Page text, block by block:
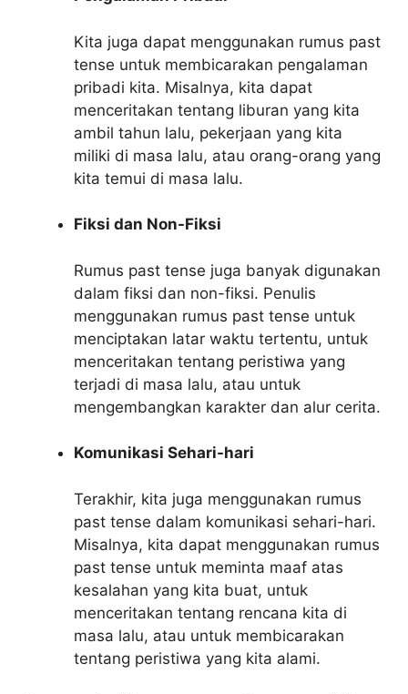
Kita juga dapat menggunakan rumus past
tense untuk membicarakan pengalaman
pribadi kita. Misalnya, kita dapat
menceritakan tentang liburan yang kita
ambil tahun lalu, pekerjaan yang kita
miliki di masa lalu, atau orang-orang yang
kita temui di masa lalu.
Fiksi dan Non-Fiksi
Rumus past tense juga banyak digunakan
dalam fiksi dan non-fiksi. Penulis
menggunakan rumus past tense untuk
menciptakan latar waktu tertentu, untuk
menceritakan tentang peristiwa yang
terjadi di masa lalu, atau untuk
mengembangkan karakter dan alur cerita.
Komunikasi Sehari-hari
Terakhir, kita juga menggunakan rumus
past tense dalam komunikasi sehari-hari.
Misalnya, kita dapat menggunakan rumus
past tense untuk meminta maaf atas
kesalahan yang kita buat, untuk
menceritakan tentang rencana kita di
masa lalu, atau untuk membicarakan
tentang peristiwa yang kita alami.